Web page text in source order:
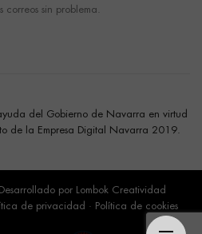
correos sin problema.
del Gobierno de Navarra en virtud
de la Empresa Digital Navarra 2019.
por Lombok Creatividad
de privacidad · Política de cookies